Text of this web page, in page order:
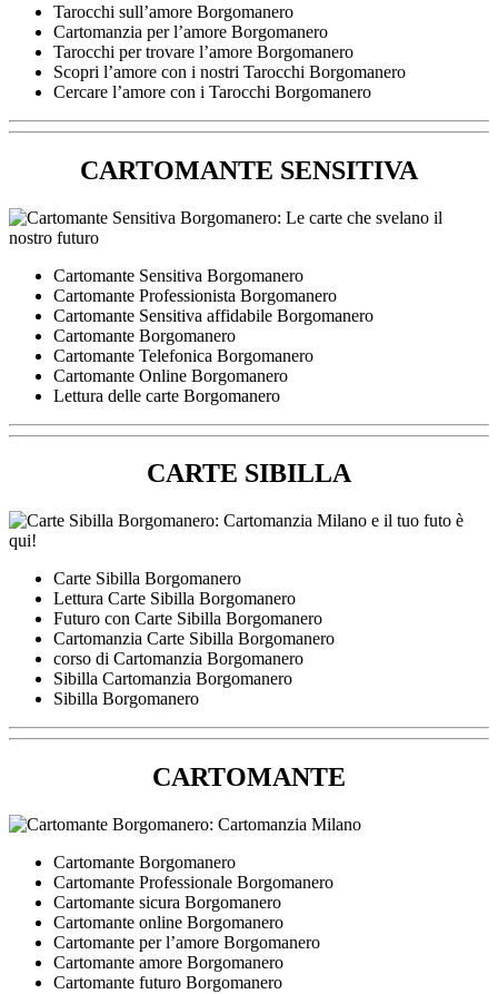
Tarocchi sull’amore Borgomanero
Cartomanzia per l’amore Borgomanero
Tarocchi per trovare l’amore Borgomanero
Scopri l’amore con i nostri Tarocchi Borgomanero
Cercare l’amore con i Tarocchi Borgomanero
CARTOMANTE SENSITIVA
Cartomante Sensitiva Borgomanero
Cartomante Professionista Borgomanero
Cartomante Sensitiva affidabile Borgomanero
Cartomante Borgomanero
Cartomante Telefonica Borgomanero
Cartomante Online Borgomanero
Lettura delle carte Borgomanero
CARTE SIBILLA
Carte Sibilla Borgomanero
Lettura Carte Sibilla Borgomanero
Futuro con Carte Sibilla Borgomanero
Cartomanzia Carte Sibilla Borgomanero
corso di Cartomanzia Borgomanero
Sibilla Cartomanzia Borgomanero
Sibilla Borgomanero
CARTOMANTE
Cartomante Borgomanero
Cartomante Professionale Borgomanero
Cartomante sicura Borgomanero
Cartomante online Borgomanero
Cartomante per l’amore Borgomanero
Cartomante amore Borgomanero
Cartomante futuro Borgomanero